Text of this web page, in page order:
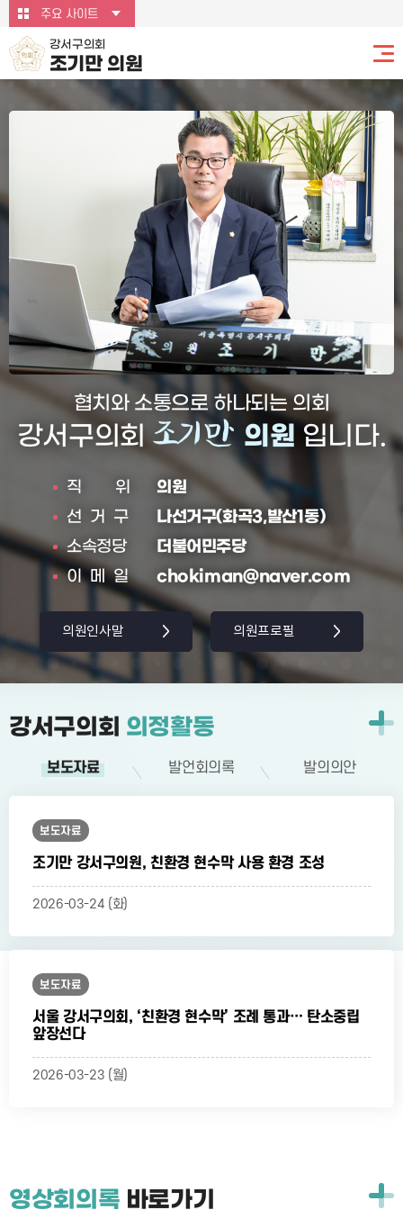
본문바로가기주요 사이트
강서구의회
조기만 의원
협치와 소통으로 하나되는 의회
강서구의회조기만 의원 입니다.
직위의원
선거구
나선거구(화곡3,발산1동)
소속정당
더불어민주당
이메일
chokiman@naver.com
의원인사말 의원프로필
강서구의회 의정활동
보도자료
보도자료
조기만 강서구의원, 친환경 현수막 사용 환경 조성
2026-03-24 (화)
보도자료
서울 강서구의회, ‘친환경 현수막’ 조례 통과… 탄소중립
앞장선다
2026-03-23 (월)
발언회의록 발의의안
영상회의록 바로가기